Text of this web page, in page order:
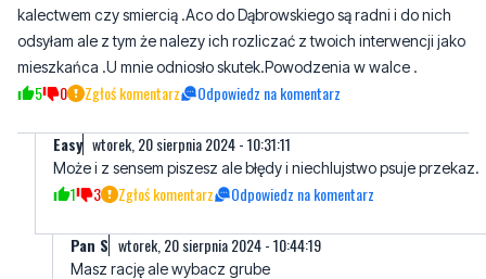
5 0 Zgłoś komentarz Odpowiedz na komentarz
Easy wtorek, 20 sierpnia 2024 - 10:31:11
Może i z sensem piszesz ale błędy i niechlujstwo psuje przekaz.
Pan S wtorek, 20 sierpnia 2024 - 10:44:19
Masz rację ale wybacz grube
4 2 Zgłoś komentarz Odpowiedz na komentarz